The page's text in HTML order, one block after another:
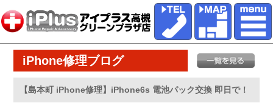
iPhone修理ブログ
【島本町 iPhone修理】iPhone6s 電池パック交換 即日で！